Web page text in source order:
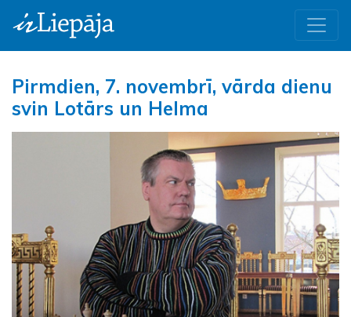
Pirmdien, 7. novembrī, vārda dienu
svin Lotārs un Helma